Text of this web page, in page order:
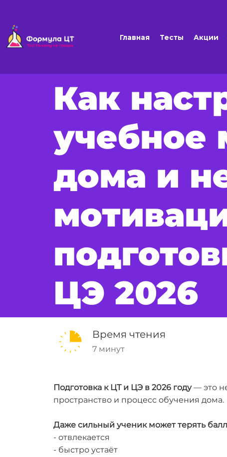
Главная Тесты Акции
Как
учебное
дома и
ЦЭ 2026
Время чтения
7 минут
Подготовка к ЦТ и ЦЭ в 2026 году— это
пространство и процесс обучения дома.
Даже сильный ученик может терять
- отвлекается
- быстро устаёт